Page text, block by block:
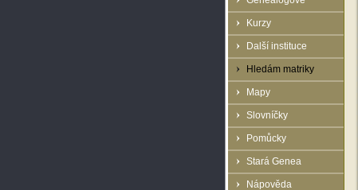
Kurzy
Další instituce
Hledám matriky
Mapy
Slovníčky
Pomůcky
Stará Genea
Nápověda